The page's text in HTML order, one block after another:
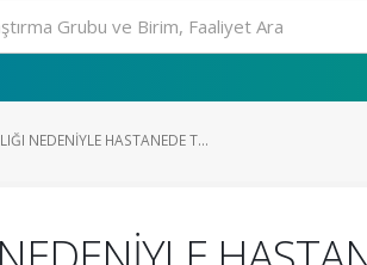
NEDENİYLE HASTANEDE T...